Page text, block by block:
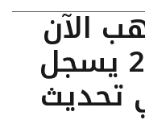
الآن
في مصر: عيار 24 يسجل
تحديث